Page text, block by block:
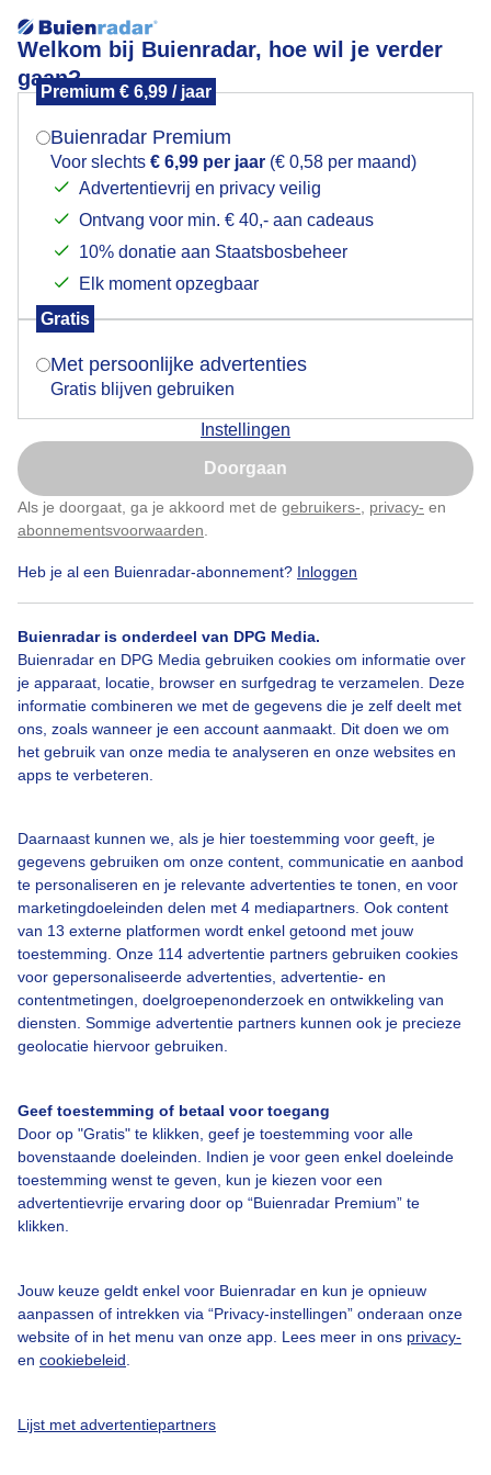
Welkom bij Buienradar, hoe wil je verder
gaan?
Premium € 6,99 / jaar
Buienradar Premium
Voor slechts € 6,99 per jaar (€ 0,58 per maand)
Advertentievrij en privacy veilig
Ontvang voor min. € 40,- aan cadeaus
10% donatie aan Staatsbosbeheer
Elk moment opzegbaar
Gratis
Met persoonlijke advertenties
Gratis blijven gebruiken
Instellingen
Doorgaan
Als je doorgaat, ga je akkoord met de gebruikers- privacy- en
abonnementsvoorwaarden
Heb je al een Buienradar-abonnement? Inloggen
Buienradar is onderdeel van DPG Media.
Buienradar en DPG Media gebruiken cookies om informatie over
je apparaat, locatie, browser en surfgedrag te verzamelen. Deze
informatie combineren we met de gegevens die je zelf deelt met
ons, zoals wanneer je een account aanmaakt. Dit doen we om
het gebruik van onze media te analyseren en onze websites en
apps te verbeteren.
Daarnaast kunnen we, als je hier toestemming voor geeft, je
gegevens gebruiken om onze content, communicatie en aanbod
te personaliseren en je relevante advertenties te tonen, en voor
marketingdoeleinden delen met 4 mediapartners. Ook content
van 13 externe platformen wordt enkel getoond met jouw
toestemming. Onze 114 advertentie partners gebruiken cookies
voor gepersonaliseerde advertenties, advertentie- en
contentmetingen, doelgroepenonderzoek en ontwikkeling van
diensten. Sommige advertentie partners kunnen ook je precieze
geolocatie hiervoor gebruiken.
Geef toestemming of betaal voor toegang
Door op "Gratis" te klikken, geef je toestemming voor alle
bovenstaande doeleinden. Indien je voor geen enkel doeleinde
toestemming wenst te geven, kun je kiezen voor een
advertentievrije ervaring door op “Buienradar Premium” te
klikken.
Jouw keuze geldt enkel voor Buienradar en kun je opnieuw
aanpassen of intrekken via “Privacy-instellingen” onderaan onze
website of in het menu van onze app. Lees meer in ons privacy-
en cookiebeleid
Lijst met advertentiepartners
Prachtige zonnige lentedag
Door: ria brasser Gemaakt: 09-03-2025, 51x bekeken
Prachtigezonnigelentedag Strandvermaak
Bekijk slideshow
Een moment geduld aub...
Over Buienradar
Veelgestelde vragen
Toegankelijkheid
Buienradar Team
Privacy beleid
Privacy instellingen
Mogen we je locatie gebruiken voor het
Indien je hier nog geen akkoord op hebt gegeven,
verschijnt er zo een pop-up uit je browser waarin
Is goed, toon de popup
Nu niet, misschien later
Klik hierom dit aan te passen